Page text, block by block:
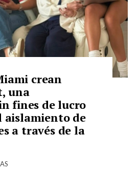
crean
una
fines de lucro
aislamiento de
a través de la